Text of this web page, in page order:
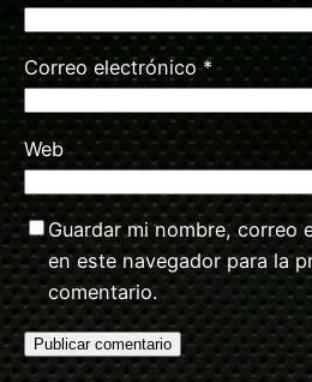
Correo electrónico*
Web
Guardar mi nombre, correo
en este navegador para la
comentario.